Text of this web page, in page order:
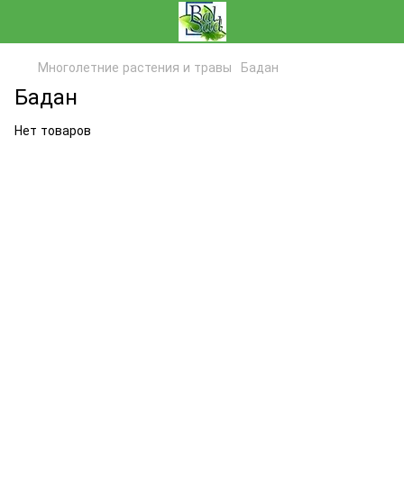
Многолетние растения и травы Бадан
Бадан
Нет товаров